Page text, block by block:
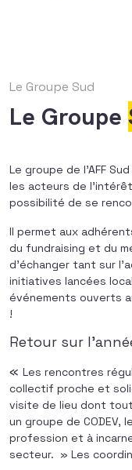
Le Groupe Sud
Le Groupe
Le groupe de l’AFF
les acteurs de
possibilité de se
Il permet aux
du fundraising et du
d’échanger tant sur
initiatives lancées
événements ouverts
!
Retour sur
« Les rencontres
collectif proche et
visite de lieu dont tout
un groupe de CODEV,
profession et à
secteur. » Les